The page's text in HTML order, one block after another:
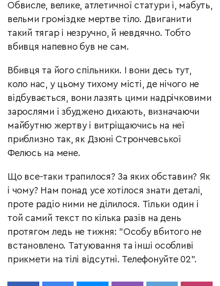
Обвисле, велике, атлетичної статури і, мабуть,
вельми громіздке мертве тіло. Двиганити
такий тягар і незручно, й невдячно. Тобто
вбивця напевно був не сам.
Вбивця та його спільники. І вони десь тут,
коло нас, у цьому тихому місті, де нічого не
відбувається, вони лазять цими надрічковими
зарослями і збуджено дихають, визначаючи
майбутню жертву і витріщаючись на неї
приблизно так, як Дзюні Стрончевської
Фелюсь на мене.
Що все-таки трапилося? За яких обставин? Як
і чому? Нам понад усе хотілося знати деталі,
проте радіо ними не ділилося. Тільки один і
той самий текст по кілька разів на день
протягом ледь не тижня: "Особу вбитого не
встановлено. Татуювання та інші особливі
прикмети на тілі відсутні. Телефонуйте 02".